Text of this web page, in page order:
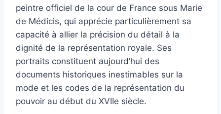
peintre officiel de la cour de France sous Marie
de Médicis, qui apprécie particulièrement sa
capacité à allier la précision du détail à la
dignité de la représentation royale. Ses
portraits constituent aujourd’hui des
documents historiques inestimables sur la
mode et les codes de la représentation du
pouvoir au début du XVIIe siècle.